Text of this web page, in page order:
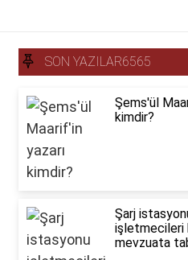
SON YAZILAR6565
Şems'ül
kimdir?
Şarj
işletmecileri
mevzuata